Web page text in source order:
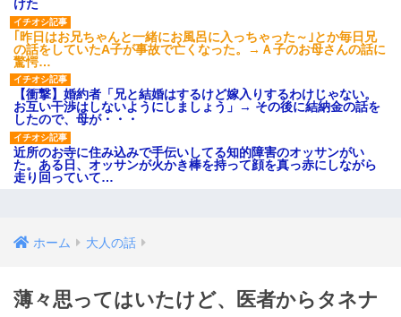
けた
｢昨日はお兄ちゃんと一緒にお風呂に入っちゃった～｣とか毎日兄
の話をしていたA子が事故で亡くなった。→Ａ子のお母さんの話に
驚愕…
【衝撃】婚約者「兄と結婚はするけど嫁入りするわけじゃない。
お互い干渉はしないようにしましょう」→ その後に結納金の話を
したので、母が・・・
近所のお寺に住み込みで手伝いしてる知的障害のオッサンがい
た。ある日、オッサンが火かき棒を持って顔を真っ赤にしながら
走り回っていて…
ホーム 大人の話
薄々思ってはいたけど、医者からタネナ